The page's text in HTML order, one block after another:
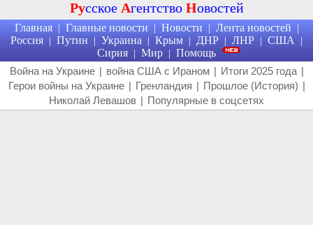
Русское Агентство Новостей
Главная | Главные новости | Новости | Лента новостей |
Россия | Путин | Украина | Крым | ДНР | ЛНР | США |
Сирия | Мир | Помощь
Война на Украине | война США с Ираном | Итоги 2025 года |
Герои войны на Украине | Гренландия | Прошлое (История) |
Николай Левашов | Популярные в соцсетях